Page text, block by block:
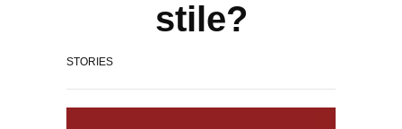
stile?
STORIES